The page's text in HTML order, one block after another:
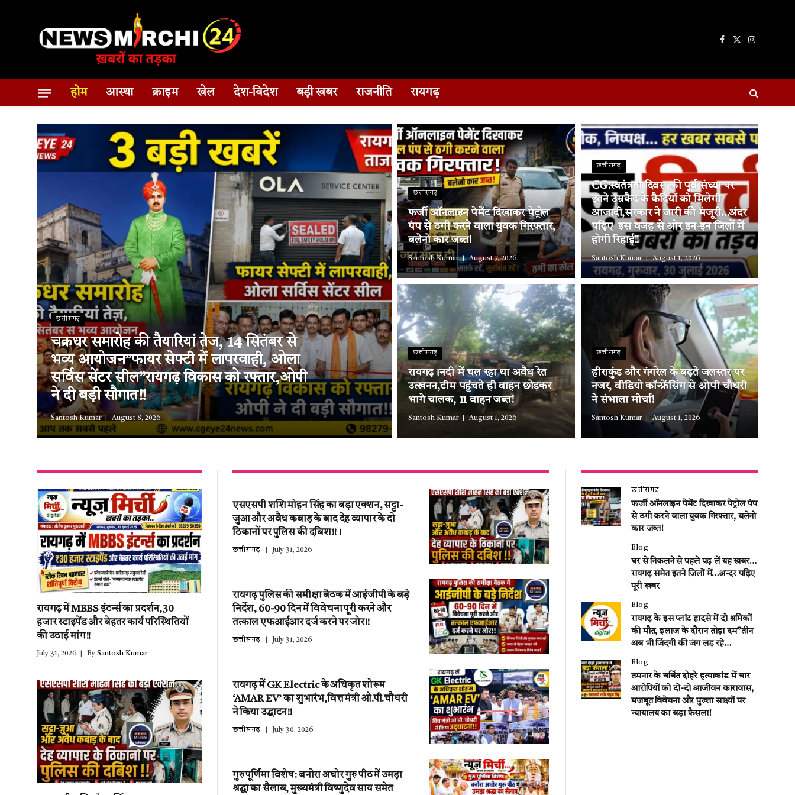
Facebook
X
Instagram
होम आस्था क्राइम खेल देश-विदेश बड़ी खबर राजनीति रायगढ़
छत्तीसगढ़
चक्रधर समारोह की तैयारियां तेज, 14 सितंबर से
भव्य आयोजन”फायर सेफ्टी में लापरवाही, ओला
सर्विस सेंटर सील”रायगढ़ विकास को रफ्तार,ओपी
ने दी बड़ी सौगात!!
Santosh Kumar August 8, 2026
छत्तीसगढ़
फर्जी ऑनलाइन पेमेंट दिखाकर पेट्रोल
पंप से ठगी करने वाला युवक गिरफ्तार,
बलेनो कार जब्त!
Santosh Kumar August 7, 2026
छत्तीसगढ़
रायगढ़।नदी में चल रहा था अवैध रेत
उत्खनन,टीम पहुंचते ही वाहन छोड़कर
भागे चालक, 11 वाहन जब्त!
Santosh Kumar August 1, 2026
छत्तीसगढ़
CG:स्वतंत्रता दिवस की पूर्व संध्या पर
इतने उम्रकैद के कैदियों को मिलेगी
आजादी,सरकार ने जारी की मंजूरी…अंदर
पढ़िए इस वजह से ओर इन-इन जिलों में
होगी रिहाई!!
Santosh Kumar August 1, 2026
छत्तीसगढ़
हीराकुंड और गंगरेल के बढ़ते जलस्तर पर
नजर, वीडियो कॉन्फ्रेंसिंग से ओपी चौधरी
ने संभाला मोर्चा!
Santosh Kumar August 1, 2026
रायगढ़ में MBBS इंटर्न्स का प्रदर्शन,30
हजार स्टाइपेंड और बेहतर कार्य परिस्थितियों
की उठाई मांग!!
July 31, 2026 By Santosh Kumar
एसएसपी शशि मोहन सिंह का बड़ा एक्शन, सट्टा-
जुआ और अवैध कबाड़ के बाद देह व्यापार के दो
ठिकानों पर पुलिस की दबिश!!।
छत्तीसगढ़ July 31, 2026
रायगढ़ पुलिस की समीक्षा बैठक में आईजीपी के बड़े
निर्देश, 60-90 दिन में विवेचना पूरी करने और
तत्काल एफआईआर दर्ज करने पर जोर!!
छत्तीसगढ़ July 31, 2026
रायगढ़ में GK Electric के अधिकृत शोरूम
‘AMAR EV’ का शुभारंभ,वित्त मंत्री ओ.पी.चौधरी
ने किया उद्घाटन!!
छत्तीसगढ़ July 30, 2026
गुरु पूर्णिमा विशेष: बनोरा अघोर गुरु पीठ में उमड़ा
श्रद्धा का सैलाब, मुख्यमंत्री विष्णुदेव साय समेत
छत्तीसगढ़
फर्जी ऑनलाइन पेमेंट दिखाकर पेट्रोल पंप
से ठगी करने वाला युवक गिरफ्तार, बलेनो
कार जब्त!
Blog
घर से निकलने से पहले पढ़ लें यह खबर…
रायगढ़ समेत इतने जिलों में…अन्दर पढ़िए
पूरी खबर
Blog
रायगढ़ के इस प्लांट हादसे में दो श्रमिकों
की मौत, इलाज के दौरान तोड़ा दम”तीन
अब भी जिंदगी की जंग लड़ रहे…
Blog
तमनार के चर्चित दोहरे हत्याकांड में चार
आरोपियों को दो-दो आजीवन कारावास,
मजबूत विवेचना और पुख्ता साक्ष्यों पर
न्यायालय का बड़ा फैसला!